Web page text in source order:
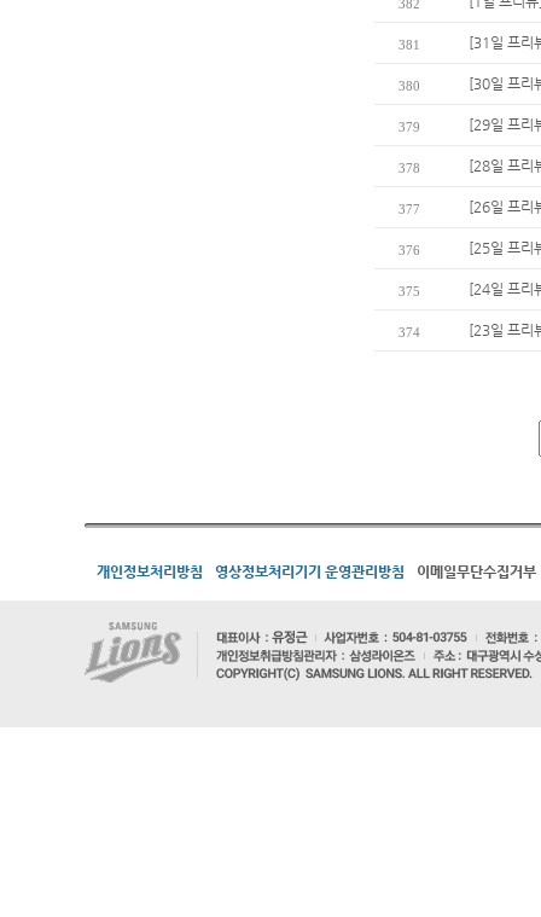
382
381 [31일 프리
380 [30일 프리
379 [29일 프리
378 [28일 프리
377 [26일 프리
376 [25일 프리
375 [24일 프리
374 [23일 프리
개인정보처리방침 영상정보처리기기 운영관리방침 이메일무단수집거부